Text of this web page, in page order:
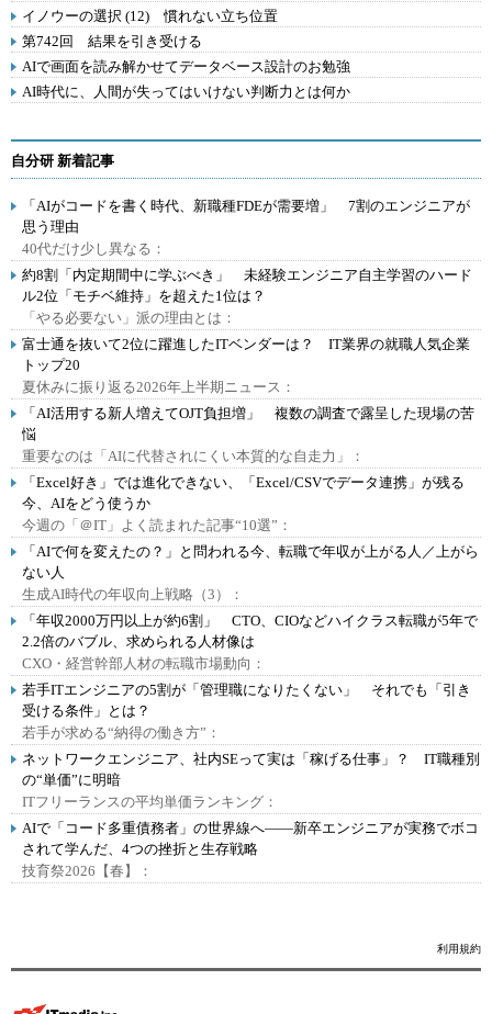
イノウーの選択 (12) 慣れない立ち位置
第742回 結果を引き受ける
AIで画面を読み解かせてデータベース設計のお勉強
AI時代に、人間が失ってはいけない判断力とは何か
自分研 新着記事
「AIがコードを書く時代、新職種FDEが需要増」 7割のエンジニアが
思う理由
40代だけ少し異なる：
約8割「内定期間中に学ぶべき」 未経験エンジニア自主学習のハード
ル2位「モチベ維持」を超えた1位は？
「やる必要ない」派の理由とは：
富士通を抜いて2位に躍進したITベンダーは？ IT業界の就職人気企業
トップ20
夏休みに振り返る2026年上半期ニュース：
「AI活用する新人増えてOJT負担増」 複数の調査で露呈した現場の苦
悩
重要なのは「AIに代替されにくい本質的な自走力」：
「Excel好き」では進化できない、「Excel/CSVでデータ連携」が残る
今、AIをどう使うか
今週の「＠IT」よく読まれた記事“10選”：
「AIで何を変えたの？」と問われる今、転職で年収が上がる人／上がら
ない人
生成AI時代の年収向上戦略（3）：
「年収2000万円以上が約6割」 CTO、CIOなどハイクラス転職が5年で
2.2倍のバブル、求められる人材像は
CXO・経営幹部人材の転職市場動向：
若手ITエンジニアの5割が「管理職になりたくない」 それでも「引き
受ける条件」とは？
若手が求める“納得の働き方”：
ネットワークエンジニア、社内SEって実は「稼げる仕事」？ IT職種別
の“単価”に明暗
ITフリーランスの平均単価ランキング：
AIで「コード多重債務者」の世界線へ――新卒エンジニアが実務でボコ
されて学んだ、4つの挫折と生存戦略
技育祭2026【春】：
利用規約